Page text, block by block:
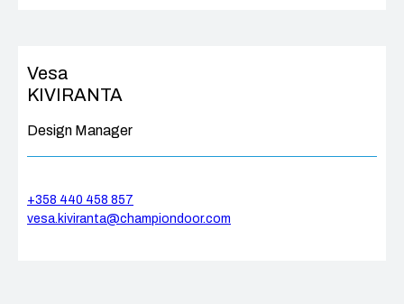
Vesa
KIVIRANTA
Design Manager
+358 440 458 857
vesa.kiviranta@championdoor.com